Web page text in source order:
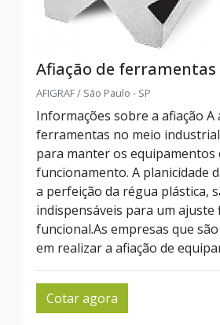
Afiação de ferramentas
AFIGRAF / São Paulo - SP
Informações sobre a afiação A
ferramentas no meio industrial
para manter os equipamentos
funcionamento. A planicidade
a perfeição da régua plástica,
indispensáveis para um ajuste
funcional.As empresas que
em realizar a afiação de
Cotar agora